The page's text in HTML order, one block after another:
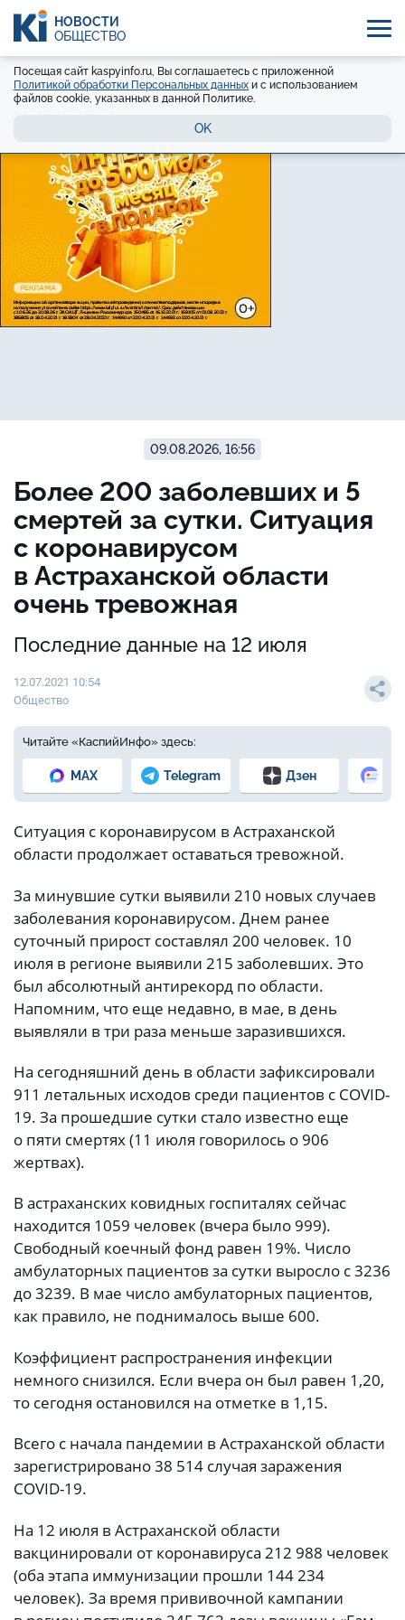
НОВОСТИ
ОБЩЕСТВО
Посещая сайт kaspyinfo.ru, Вы соглашаетесь с приложенной
Политикой обработки Персональных данных и с использованием
файлов cookie, указанных в данной Политике.
OK
09.08.2026, 16:56
Более 200 заболевших и 5
смертей за сутки. Ситуация
с коронавирусом
в Астраханской области
очень тревожная
Последние данные на 12 июля
12.07.2021 10:54
Общество
Читайте «КаспийИнфо» здесь:
MAX Telegram Дзен
Ситуация с коронавирусом в Астраханской
области продолжает оставаться тревожной.
За минувшие сутки выявили 210 новых случаев
заболевания коронавирусом. Днем ранее
суточный прирост составлял 200 человек. 10
июля в регионе выявили 215 заболевших. Это
был абсолютный антирекорд по области.
Напомним, что еще недавно, в мае, в день
выявляли в три раза меньше заразившихся.
На сегодняшний день в области зафиксировали
911 летальных исходов среди пациентов с COVID-
19. За прошедшие сутки стало известно еще
о пяти смертях (11 июля говорилось о 906
жертвах).
В астраханских ковидных госпиталях сейчас
находится 1059 человек (вчера было 999).
Свободный коечный фонд равен 19%. Число
амбулаторных пациентов за сутки выросло с 3236
до 3239. В мае число амбулаторных пациентов,
как правило, не поднималось выше 600.
Коэффициент распространения инфекции
немного снизился. Если вчера он был равен 1,20,
то сегодня остановился на отметке в 1,15.
Всего с начала пандемии в Астраханской области
зарегистрировано 38 514 случая заражения
COVID-19.
На 12 июля в Астраханской области
вакцинировали от коронавируса 212 988 человек
(оба этапа иммунизации прошли 144 234
человек). За время прививочной кампании